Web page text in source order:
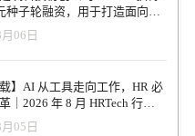
达 50% 的入门级白领岗位。
种颠覆，但我们能做的，是帮
平均每周可帮助节省 6
人员中，ChatGPT 平均每日
力的提升，也为 OpenAI 的社
种子轮融资，用于打造面向贸
业的AI操作系统
06日
载】AI 从工具走向工作，HR 必
｜2026 年 8 月 HRTech 行业
05日